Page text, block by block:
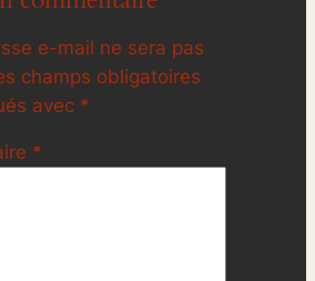
e-mail ne sera pas
champs obligatoires
avec *
*